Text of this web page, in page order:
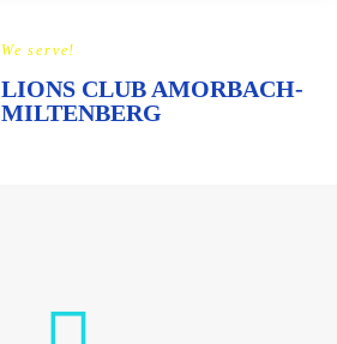
We serve!
LIONS CLUB AMORBACH-
MILTENBERG